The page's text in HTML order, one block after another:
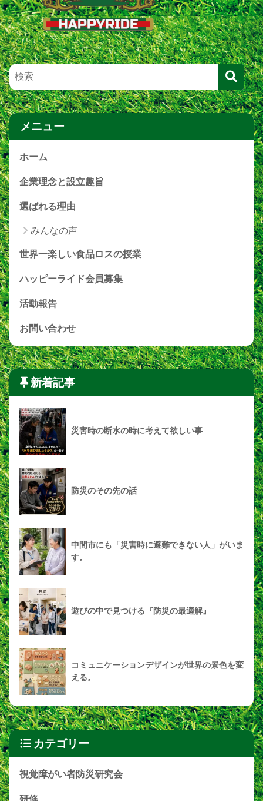
メニュー
ホーム
企業理念と設立趣旨
選ばれる理由
みんなの声
世界一楽しい食品ロスの授業
ハッピーライド会員募集
活動報告
お問い合わせ
新着記事
災害時の断水の時に考えて欲しい事
防災のその先の話
中間市にも「災害時に避難できない人」がいま
す。
遊びの中で見つける『防災の最適解』
コミュニケーションデザインが世界の景色を変
える。
カテゴリー
視覚障がい者防災研究会
研修